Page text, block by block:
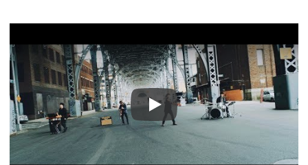
Play